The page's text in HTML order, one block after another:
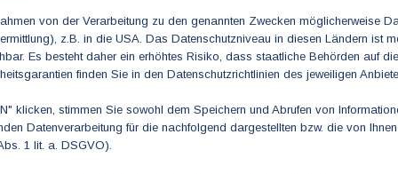
Die Patienten müssen für die Kontrolle ihrer
angelegten Akten haben nur 3% bisher die
Bei 97% der Versicherten werden von den
Daten auf zentralen Servern gespeichert.
Beispielsweise für junge und psychisch belastete
von der Verarbeitung zu den genannten Zwecken möglicherweise
z.B. in die USA. Das Datenschutzniveau in diesen Ländern ist
Es besteht daher ein erhöhtes Risiko, dass staatliche Behörden auf
finden Sie in den Datenschutzrichtlinien des jeweiligen
klicken, stimmen Sie sowohl dem Speichern und Abrufen von
Datenverarbeitung für die nachfolgend dargestellten bzw. die von
1 lit. a. DSGVO).